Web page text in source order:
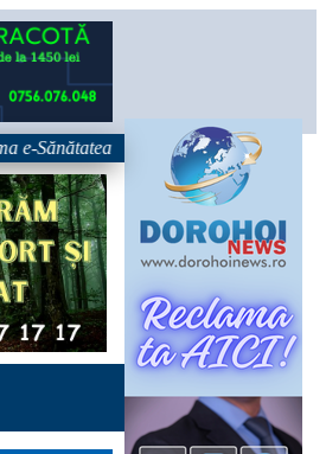
Mea devine disponibilă pe 1